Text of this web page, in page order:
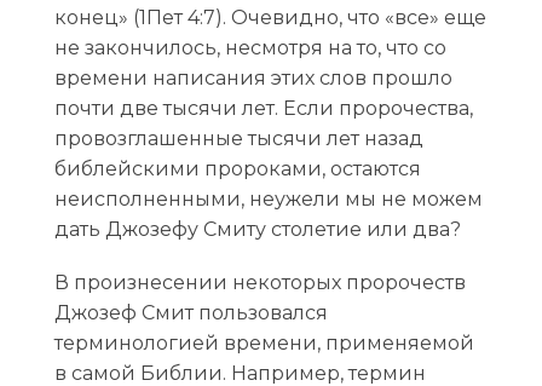
конец» (1Пет 4:7). Очевидно, что «все» еще
не закончилось, несмотря на то, что со
времени написания этих слов прошло
почти две тысячи лет. Если пророчества,
провозглашенные тысячи лет назад
библейскими пророками, остаются
неисполненными, неужели мы не можем
дать Джозефу Смиту столетие или два?
В произнесении некоторых пророчеств
Джозеф Смит пользовался
терминологией времени, применяемой
в самой Библии. Например, термин